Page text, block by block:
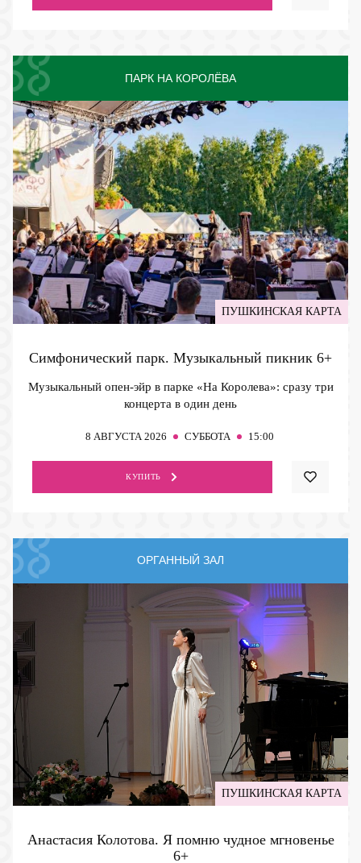
ПАРК НА КОРОЛЁВА
ПУШКИНСКАЯ КАРТА
Симфонический парк. Музыкальный пикник 6+
Музыкальный опен-эйр в парке «На Королева»: сразу три
концерта в один день
8 АВГУСТА 2026 СУББОТА 15:00
КУПИТЬ
ОРГАННЫЙ ЗАЛ
ПУШКИНСКАЯ КАРТА
Анастасия Колотова. Я помню чудное мгновенье
6+